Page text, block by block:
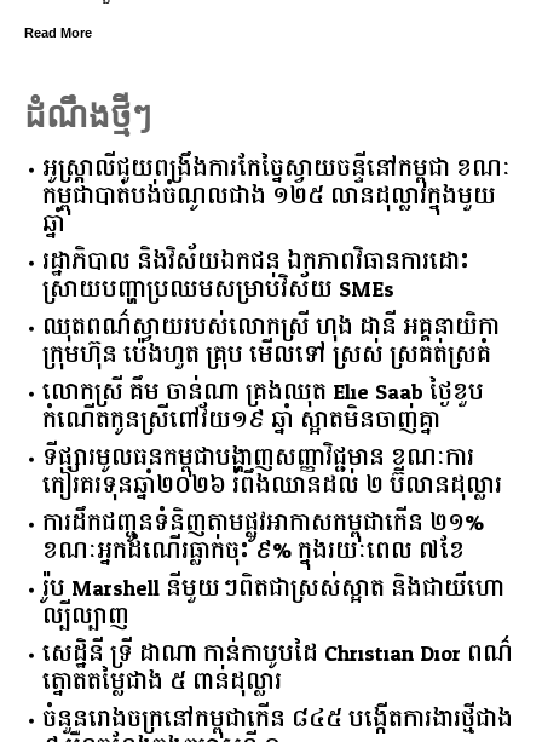
Read More
ដំណឹងថ្មីៗ
អូស្ត្រាលី​ជួយ​ពង្រឹង​ការ​កែច្នៃ​ស្វាយចន្ទី​នៅ​កម្ពុជា​ ​ខណៈ​
កម្ពុជា​បាត់បង់​ចំណូល​ជាង​ ​១២៥​ ​លាន​ដុល្លារ​ក្នុង​មួយ​
ឆ្នាំ​
រដ្ឋាភិបាល​ ​និង​វិស័យ​ឯកជន ​ឯកភាព​វិធានការ​ដោះ
ស្រាយ​បញ្ហា​ប្រឈម​​សម្រាប់​វិស័យ​ ​SMEs​
ឈុតពណ៌ស្វាយរបស់លោកស្រី ហុង ដានី អគ្គ​នាយិកា​
ក្រុមហ៊ុន ប៉េងហួត គ្រុប មើលទៅ ស្រស់ ស្រគត់ស្រគំ
លោកស្រី គឹម ចាន់ណា គ្រងឈុត Elie Saab ថ្ងៃខួប
កំណើតកូនស្រីពៅវ័យ១៩ ឆ្នាំ ស្អាតមិនចាញ់គ្នា
ទីផ្សារ​មូលធន​កម្ពុជា​បង្ហាញ​សញ្ញា​វិជ្ជមាន​ ​ខណៈ​ការ​
កៀរគរ​ទុន​ឆ្នាំ​២០២៦​ ​រំពឹង​ឈានដល់​ ​២​ ​ប៊ីលាន​ដុល្លារ​
ការដឹកជញ្ជូនទំនិញតាមផ្លូវអាកាសកម្ពុជាកើន ២១%
ខណៈអ្នកដំណើរធ្លាក់ចុះ ៩% ក្នុងរយៈពេល ៧ខែ
រ៉ូប Marshell នីមួយៗពិតជាស្រស់ស្អាត និងជាយីហោ
ល្បីល្បាញ
សេដ្ឋិនី ទ្រី ដាណា កាន់កាបូបដៃ Christian Dior ពណ៌
ត្នោតតម្លៃជាង ៥ ពាន់ដុល្លារ
ចំនួន​រោងចក្រ​នៅ​កម្ពុជា​កើន​ ​៨៤៥​ ​បង្កើត​ការងារ​ថ្មី​ជាង​